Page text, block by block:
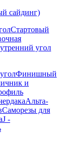
сайдинг)
Стартовый
угол
Финишный
и
Альта-
Саморезы для
J -